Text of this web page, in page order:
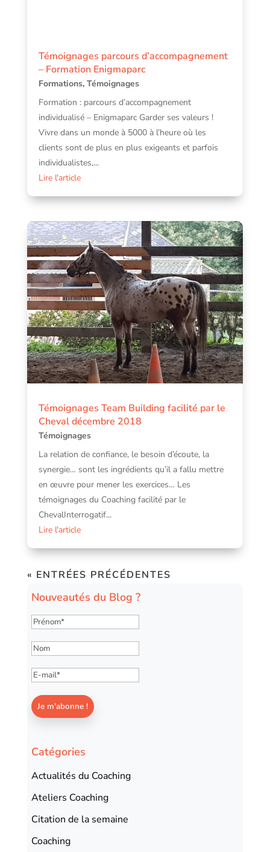
Témoignages parcours d’accompagnement
– Formation Enigmaparc
Formations, Témoignages
Formation : parcours d’accompagnement
individualisé – Enigmaparc Garder ses valeurs !
Vivre dans un monde à 5000 à l’heure où les
clients sont de plus en plus exigeants et parfois
individualistes,...
Lire l'article
Témoignages Team Building facilité par le
Cheval décembre 2018
Témoignages
La relation de confiance, le besoin d’écoute, la
synergie… sont les ingrédients qu’il a fallu mettre
en œuvre pour mener les exercices… Les
témoignages du Coaching facilité par le
ChevalInterrogatif...
Lire l'article
« ENTRÉES PRÉCÉDENTES
Nouveautés du Blog ?
Catégories
Actualités du Coaching
Ateliers Coaching
Citation de la semaine
Coaching